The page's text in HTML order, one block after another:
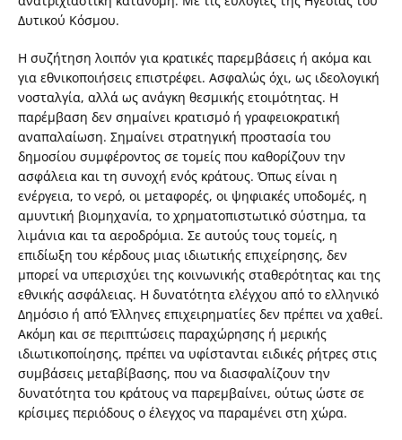
Δυτικού Κόσμου.
Η συζήτηση λοιπόν για κρατικές παρεμβάσεις ή ακόμα και
για εθνικοποιήσεις επιστρέφει. Ασφαλώς όχι, ως ιδεολογική
νοσταλγία, αλλά ως ανάγκη θεσμικής ετοιμότητας. Η
παρέμβαση δεν σημαίνει κρατισμό ή γραφειοκρατική
αναπαλαίωση. Σημαίνει στρατηγική προστασία του
δημοσίου συμφέροντος σε τομείς που καθορίζουν την
ασφάλεια και τη συνοχή ενός κράτους. Όπως είναι η
ενέργεια, το νερό, οι μεταφορές, οι ψηφιακές υποδομές, η
αμυντική βιομηχανία, το χρηματοπιστωτικό σύστημα, τα
λιμάνια και τα αεροδρόμια. Σε αυτούς τους τομείς, η
επιδίωξη του κέρδους μιας ιδιωτικής επιχείρησης, δεν
μπορεί να υπερισχύει της κοινωνικής σταθερότητας και της
εθνικής ασφάλειας. Η δυνατότητα ελέγχου από το ελληνικό
Δημόσιο ή από Έλληνες επιχειρηματίες δεν πρέπει να χαθεί.
Ακόμη και σε περιπτώσεις παραχώρησης ή μερικής
ιδιωτικοποίησης, πρέπει να υφίστανται ειδικές ρήτρες στις
συμβάσεις μεταβίβασης, που να διασφαλίζουν την
δυνατότητα του κράτους να παρεμβαίνει, ούτως ώστε σε
κρίσιμες περιόδους ο έλεγχος να παραμένει στη χώρα.